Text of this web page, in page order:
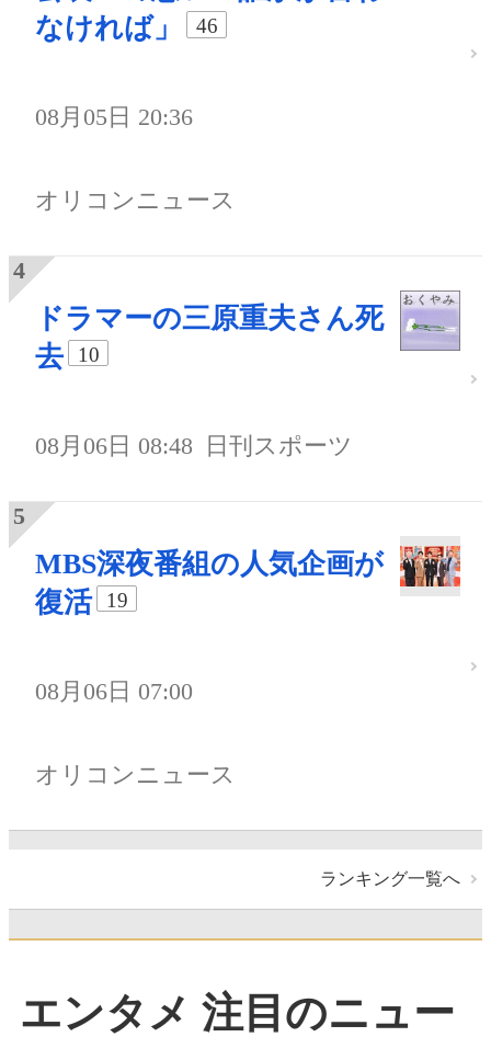
なければ」
46
08月05日 20:36
オリコンニュース
ドラマーの三原重夫さん死
去
10
08月06日 08:48 日刊スポーツ
MBS深夜番組の人気企画が
復活
19
08月06日 07:00
オリコンニュース
ランキング一覧へ
エンタメ 注目のニュー